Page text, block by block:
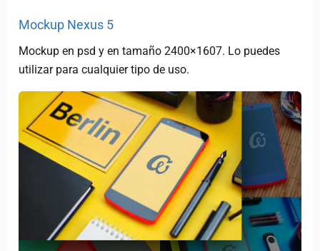
Mockup Nexus 5
Mockup en psd y en tamaño 2400×1607. Lo puedes
utilizar para cualquier tipo de uso.